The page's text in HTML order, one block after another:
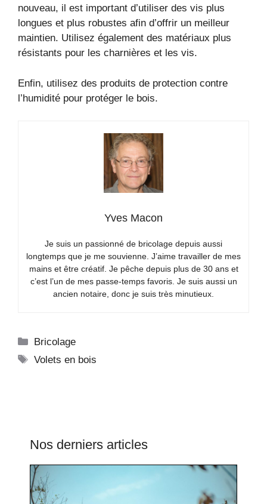
nouveau, il est important d’utiliser des vis plus
longues et plus robustes afin d’offrir un meilleur
maintien. Utilisez également des matériaux plus
résistants pour les charnières et les vis.
Enfin, utilisez des produits de protection contre
l’humidité pour protéger le bois.
Yves Macon
Je suis un passionné de bricolage depuis aussi
longtemps que je me souvienne. J’aime travailler de mes
mains et être créatif. Je pêche depuis plus de 30 ans et
c’est l’un de mes passe-temps favoris. Je suis aussi un
ancien notaire, donc je suis très minutieux.
Catégories
Bricolage
Étiquettes
Volets en bois
Nos derniers articles